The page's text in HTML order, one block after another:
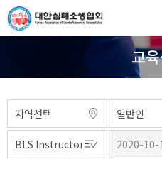
교